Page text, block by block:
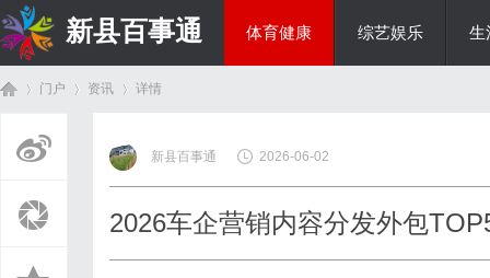
新县百事通 体育健康 综艺娱乐 生
门户 资讯
›
详情
新县百事通 2026-06-02
2026车企营销内容分发外包